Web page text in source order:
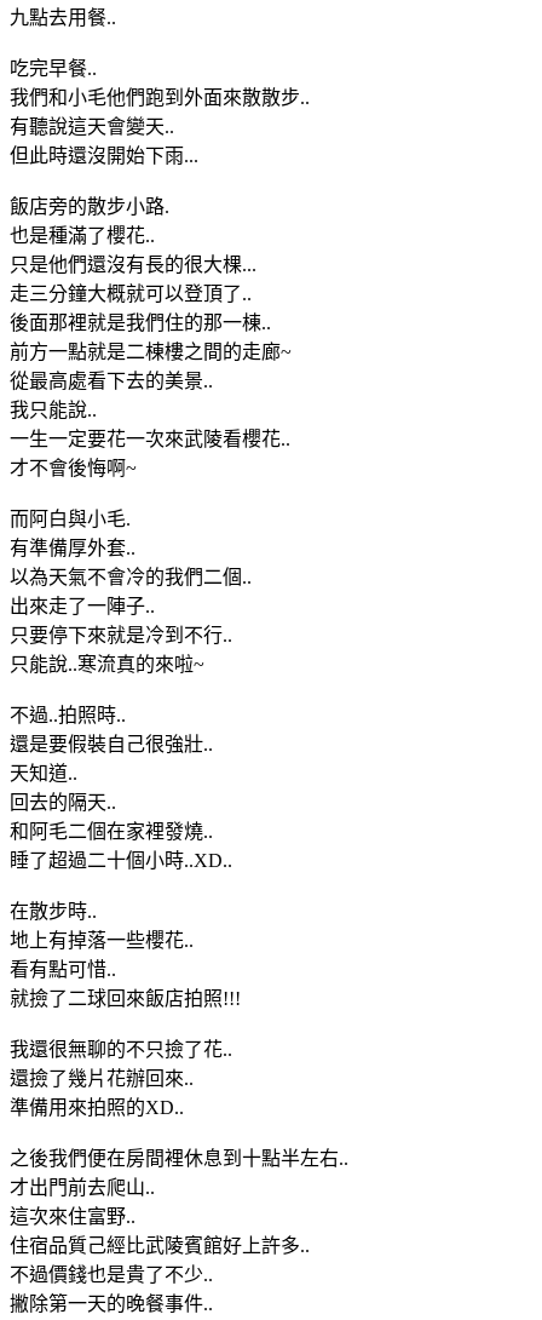
九點去用餐..
吃完早餐..
我們和小毛他們跑到外面來散散步..
有聽說這天會變天..
但此時還沒開始下雨...
飯店旁的散步小路.
也是種滿了櫻花..
只是他們還沒有長的很大棵...
走三分鐘大概就可以登頂了..
後面那裡就是我們住的那一棟..
前方一點就是二棟樓之間的走廊~
從最高處看下去的美景..
我只能說..
一生一定要花一次來武陵看櫻花..
才不會後悔啊~
而阿白與小毛.
有準備厚外套..
以為天氣不會冷的我們二個..
出來走了一陣子..
只要停下來就是冷到不行..
只能說..寒流真的來啦~
不過..拍照時..
還是要假裝自己很強壯..
天知道..
回去的隔天..
和阿毛二個在家裡發燒..
睡了超過二十個小時..XD..
在散步時..
地上有掉落一些櫻花..
看有點可惜..
就撿了二球回來飯店拍照!!!
我還很無聊的不只撿了花..
還撿了幾片花辦回來..
準備用來拍照的XD..
之後我們便在房間裡休息到十點半左右..
才出門前去爬山..
這次來住富野..
住宿品質己經比武陵賓館好上許多..
不過價錢也是貴了不少..
撇除第一天的晚餐事件..